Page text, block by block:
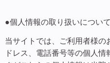
●個人情報の取り扱いについて
当サイトでは、ご利用者様の
ドレス、電話番号等の個人情